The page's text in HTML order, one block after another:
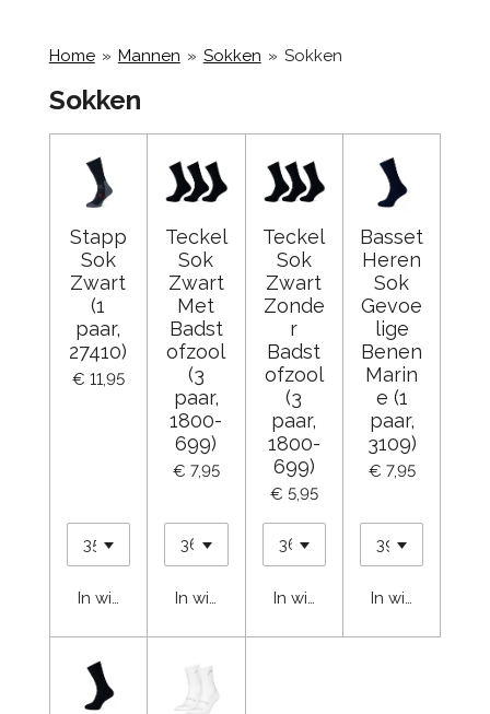
Home » Mannen » Sokken » Sokken
Sokken
Stapp
Sok
Zwart
(1
paar,
27410)
€ 11,95
In winkelwagen
Teckel
Sok
Zwart
Met
Badst
ofzool
(3
paar,
1800-
699)
€ 7,95
In winkelwagen
Teckel
Sok
Zwart
Zonde
r
Badst
ofzool
(3
paar,
1800-
699)
€ 5,95
In winkelwagen
Basset
Heren
Sok
Gevoe
lige
Benen
Marin
e (1
paar,
3109)
€ 7,95
In